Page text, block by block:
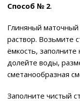
Способ № 2.
Глиняный
раствор. Возьмите
ёмкость,
долейте воды,
сметанообразная
Заполните чистый